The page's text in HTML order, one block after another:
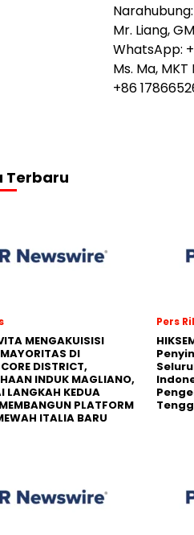
Narahubung:
Mr. Liang,
WhatsApp:
Ms. Ma,
+86
Terbaru
MENGAKUISISI
DI
DISTRICT,
INDUK MAGLIANO,
LANGKAH KEDUA
PLATFORM
ITALIA BARU
Pers